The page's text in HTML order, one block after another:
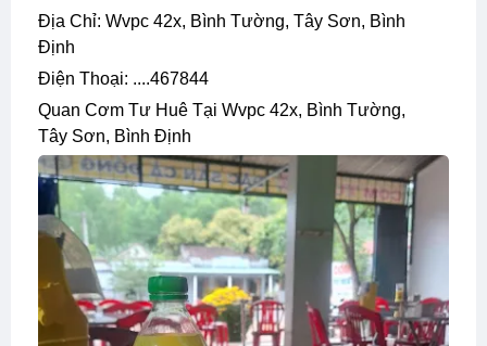
Địa Chỉ: Wvpc 42x, Bình Tường, Tây Sơn, Bình
Định
Điện Thoại: ....467844
Quan Cơm Tư Huê Tại Wvpc 42x, Bình Tường,
Tây Sơn, Bình Định